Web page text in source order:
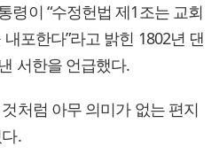
령이 “수정헌법 제1조는 교회
포한다”라고 밝힌 1802년 댄
서한을 언급했다.
처럼 아무 의미가 없는 편지
.